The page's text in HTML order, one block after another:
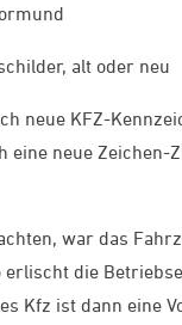
alt oder neu
neue KFZ-
eine neue Zeichen-
war das
erlischt die
Kfz ist dann eine